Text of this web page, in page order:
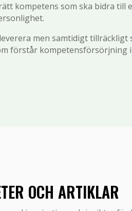
kompetens som ska bidra till
men samtidigt tillräckligt
förstår kompetensförsörjning
OCH ARTIKLAR